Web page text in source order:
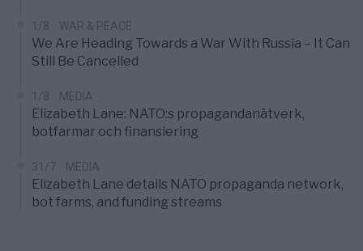
1/8 WAR & PEACE
We Are Heading Towards a War With Russia – It Can
Still Be Cancelled
1/8 MEDIA
Elizabeth Lane: NATO:s propagandanätverk,
botfarmar och finansiering
31/7 MEDIA
Elizabeth Lane details NATO propaganda network,
bot farms, and funding streams